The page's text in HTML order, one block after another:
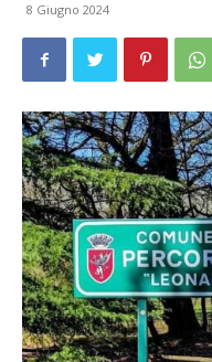
8 Giugno 2024